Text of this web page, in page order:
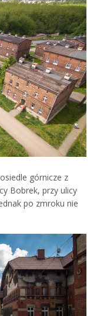
górnicze z
Bobrek, przy ulicy
po zmroku nie